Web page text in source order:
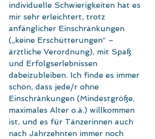
individuelle Schwierigkeiten hat es
mir sehr erleichtert, trotz
anfänglicher Einschränkungen
(„keine Erschütterungen“ –
ärztliche Verordnung), mit Spaß
und Erfolgserlebnissen
dabeizubleiben. Ich finde es immer
schön, dass jede/r ohne
Einschränkungen (Mindestgröße,
maximales Alter o.ä.) willkommen
ist, und es für Tänzerinnen auch
nach Jahrzehnten immer noch